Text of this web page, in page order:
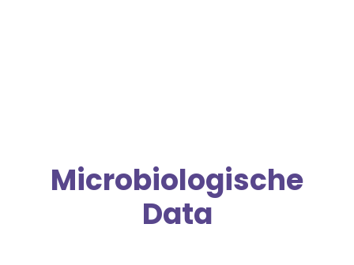
Microbiologische
Data